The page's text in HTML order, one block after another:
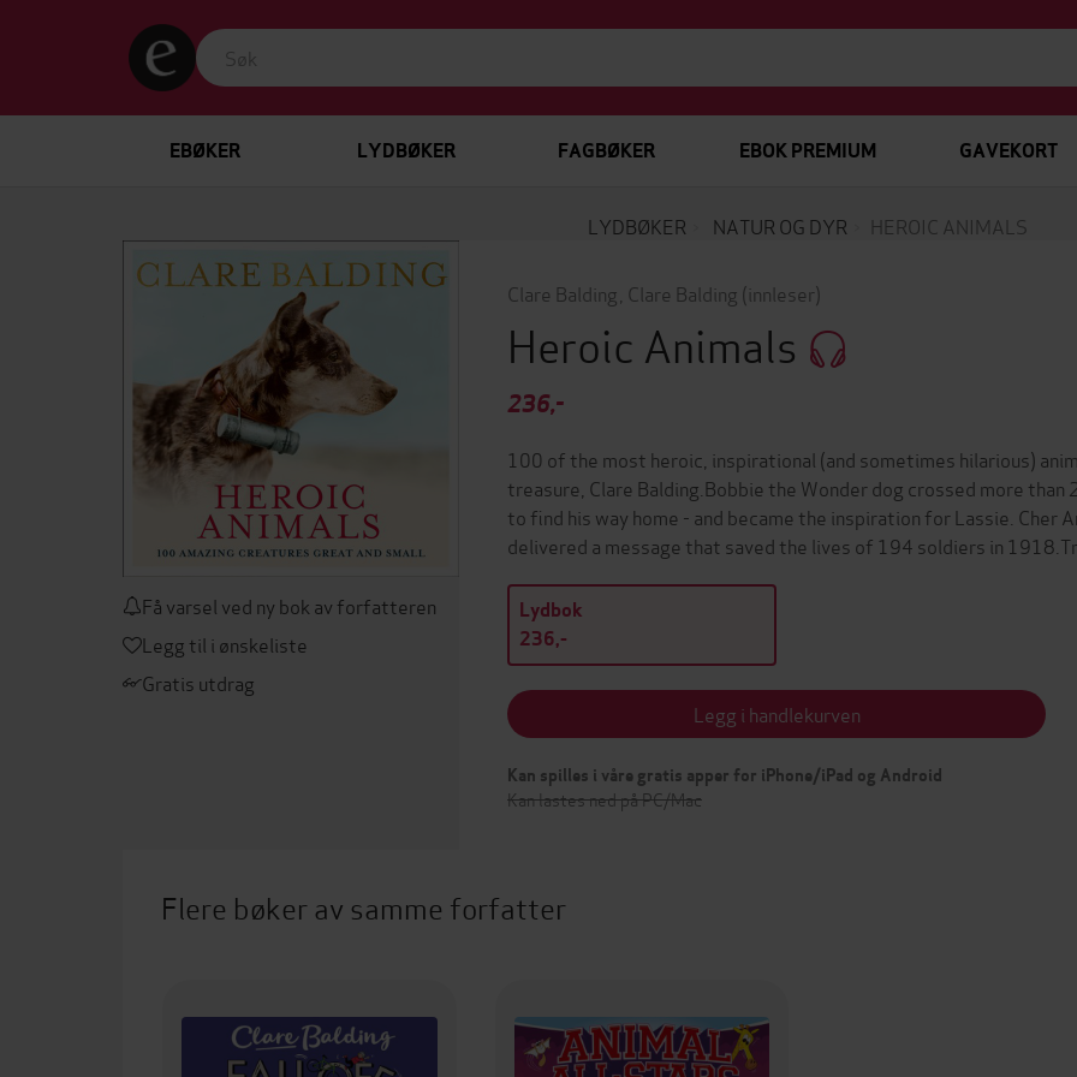
EBØKER LYDBØKER FAGBØKER EBOK PREMIUM GAVEKORT
LYDBØKER NATUR OG DYR HEROIC ANIMALS
Få varsel ved ny bok av forfatteren
Legg til i ønskeliste
Gratis utdrag
Clare Balding Clare Balding (innleser)
Heroic Animals
236,-
100 of the most heroic, inspirational (and sometimes hilarious)
treasure, Clare Balding.Bobbie the Wonder dog crossed more
to find his way home - and became the inspiration for Lassie. Cher
delivered a message that saved the lives of 194 soldiers in
Lydbok
236,-
Legg i handlekurven
Kan spilles i våre gratis apper for iPhone/iPad og Android
Kan lastes ned på PC/Mac
Flere bøker av samme forfatter